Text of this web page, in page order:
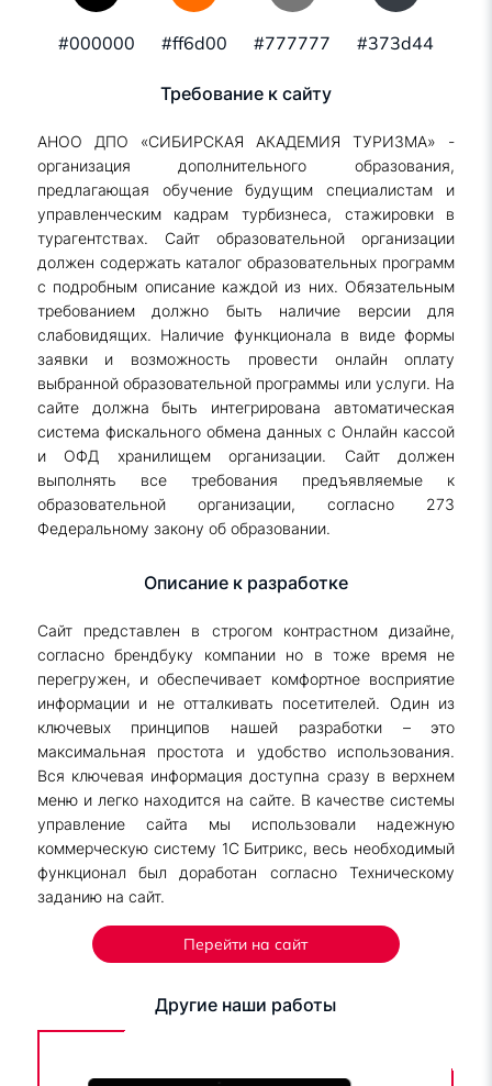
#000000 #ff6d00 #777777 #373d44
Требование к сайту
АНОО ДПО «СИБИРСКАЯ АКАДЕМИЯ ТУРИЗМА» -
организация дополнительного образования,
предлагающая обучение будущим специалистам и
управленческим кадрам турбизнеса, стажировки в
турагентствах. Сайт образовательной организации
должен содержать каталог образовательных программ
с подробным описание каждой из них. Обязательным
требованием должно быть наличие версии для
слабовидящих. Наличие функционала в виде формы
заявки и возможность провести онлайн оплату
выбранной образовательной программы или услуги. На
сайте должна быть интегрирована автоматическая
система фискального обмена данных с Онлайн кассой
и ОФД хранилищем организации. Сайт должен
выполнять все требования предъявляемые к
образовательной организации, согласно 273
Федеральному закону об образовании.
Описание к разработке
Сайт представлен в строгом контрастном дизайне,
согласно брендбуку компании но в тоже время не
перегружен, и обеспечивает комфортное восприятие
информации и не отталкивать посетителей. Один из
ключевых принципов нашей разработки – это
максимальная простота и удобство использования.
Вся ключевая информация доступна сразу в верхнем
меню и легко находится на сайте. В качестве системы
управление сайта мы использовали надежную
коммерческую систему 1С Битрикс, весь необходимый
функционал был доработан согласно Техническому
заданию на сайт.
Перейти на сайт
Другие наши работы